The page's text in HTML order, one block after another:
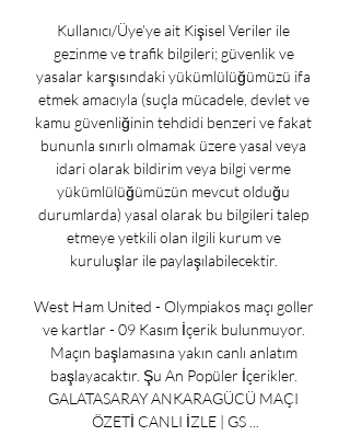
Kullanıcı/Üye’ye ait Kişisel Veriler ile
gezinme ve trafik bilgileri; güvenlik ve
yasalar karşısındaki yükümlülüğümüzü ifa
etmek amacıyla (suçla mücadele, devlet ve
kamu güvenliğinin tehdidi benzeri ve fakat
bununla sınırlı olmamak üzere yasal veya
idari olarak bildirim veya bilgi verme
yükümlülüğümüzün mevcut olduğu
durumlarda) yasal olarak bu bilgileri talep
etmeye yetkili olan ilgili kurum ve
kuruluşlar ile paylaşılabilecektir.
West Ham United - Olympiakos maçı goller
ve kartlar - 09 Kasım İçerik bulunmuyor.
Maçın başlamasına yakın canlı anlatım
başlayacaktır. Şu An Popüler İçerikler.
GALATASARAY ANKARAGÜCÜ MAÇI
ÖZETİ CANLI İZLE | GS ...